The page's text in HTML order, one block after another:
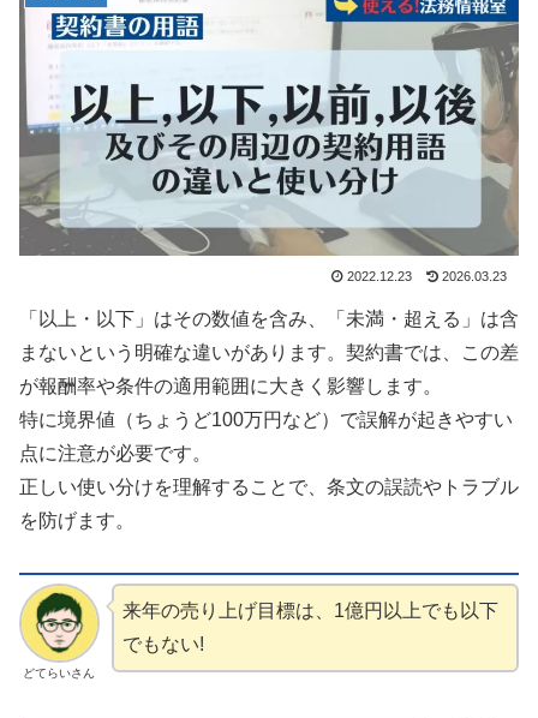
2022.12.23 2026.03.23
「以上・以下」はその数値を含み、「未満・超える」は含
まないという明確な違いがあります。契約書では、この差
が報酬率や条件の適用範囲に大きく影響します。
特に境界値（ちょうど100万円など）で誤解が起きやすい
点に注意が必要です。
正しい使い分けを理解することで、条文の誤読やトラブル
を防げます。
どてらいさん
来年の売り上げ目標は、1億円以上でも以下
でもない!